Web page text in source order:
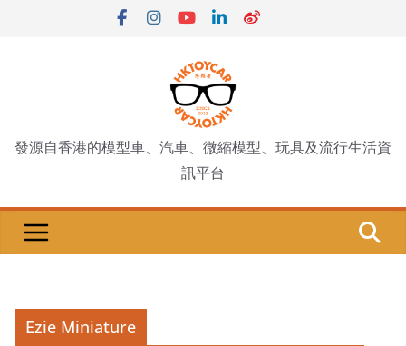
發源自香港的模型車、汽車、微縮模型、玩具及流行生活資
訊平台
Ezie Miniature